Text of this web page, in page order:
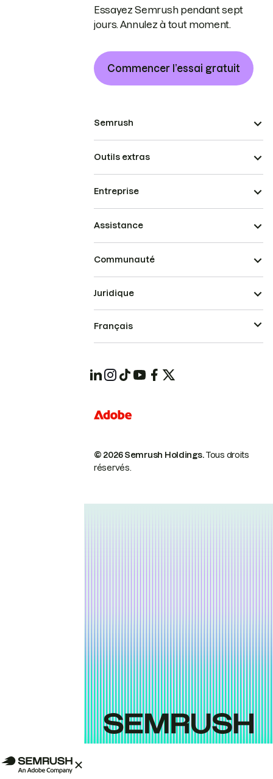
Essayez Semrush pendant sept
jours. Annulez à tout moment.
Commencer l’essai gratuit
Semrush
Outils extras
Entreprise
Assistance
Communauté
© 2026 Semrush Holdings.Tous droits
réservés.
Juridique
Français